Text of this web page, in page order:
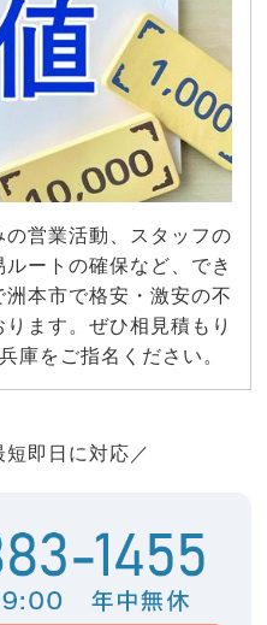
営業活動、スタッフの
ートの確保など、でき
本市で格安・激安の不
ます。ぜひ相見積もり
庫をご指名ください。
短即日に対応／